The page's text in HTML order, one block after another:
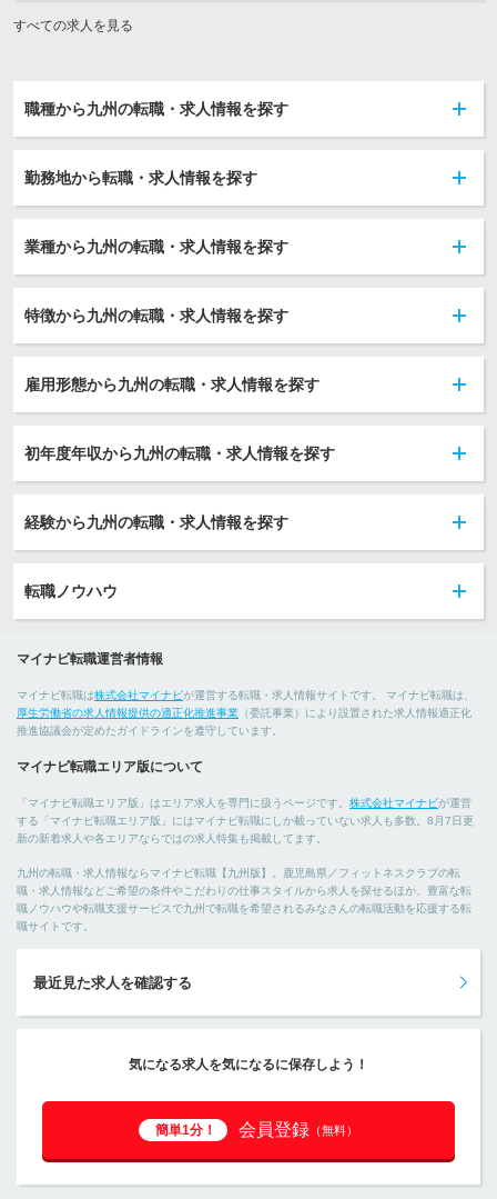
すべての求人を見る
職種から九州の転職・求人情報を探す
勤務地から転職・求人情報を探す
業種から九州の転職・求人情報を探す
特徴から九州の転職・求人情報を探す
雇用形態から九州の転職・求人情報を探す
初年度年収から九州の転職・求人情報を探す
経験から九州の転職・求人情報を探す
転職ノウハウ
マイナビ転職運営者情報
マイナビ転職は株式会社マイナビが運営する転職・求人情報サイトです。 マイナビ転職は、
厚生労働省の求人情報提供の適正化推進事業 （委託事業）により設置された求人情報適正化
推進協議会が定めたガイドラインを遵守しています。
マイナビ転職エリア版について
「マイナビ転職エリア版」はエリア求人を専門に扱うページです。 株式会社マイナビが運営
する「マイナビ転職エリア版」にはマイナビ転職にしか載っていない求人も多数。8月7日更
新の新着求人や各エリアならではの求人特集も掲載してます。
九州の転職・求人情報ならマイナビ転職【九州版】。鹿児島県／フィットネスクラブの転
職・求人情報などご希望の条件やこだわりの仕事スタイルから求人を探せるほか、豊富な転
職ノウハウや転職支援サービスで九州で転職を希望されるみなさんの転職活動を応援する転
職サイトです。
最近見た求人を確認する
気になる求人を気になるに保存しよう！
簡単1分！ 会員登録 （無料）